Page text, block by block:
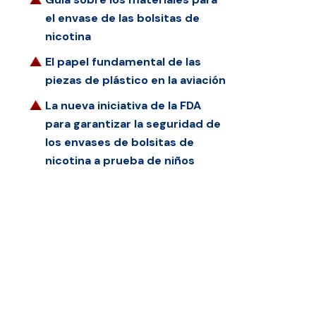
el envase de las bolsitas de
nicotina
El papel fundamental de las
piezas de plástico en la aviación
La nueva iniciativa de la FDA
para garantizar la seguridad de
los envases de bolsitas de
nicotina a prueba de niños